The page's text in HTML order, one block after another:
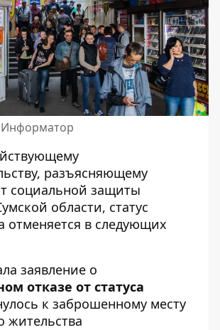
Информатор
разъясняющему
социальной защиты
области, статус
отменяется в следующих
заявление о
отказе от статуса
к заброшенному месту
жительства